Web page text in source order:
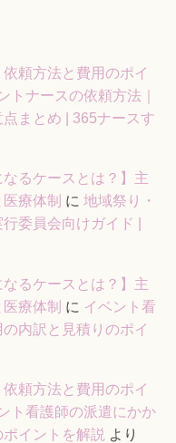
頼方法と費用のポイ
トナースの依頼方法｜
まとめ | 365ナースす
なるケースとは？】主
療体制 に 地域祭り・
委員会向けガイド |
なるケースとは？】主
療体制 に イベント看
内訳と見積りのポイ
頼方法と費用のポイ
ト看護師の派遣にかか
イントを解説 より